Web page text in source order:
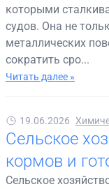
которыми
судов. Она не
металлических
сократить сро...
Читать далее »
19.06.2026
Сельское
кормов и
Сельское